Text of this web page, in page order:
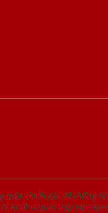
chuỗi các hệ thống
nhất và phù hợp với mọi